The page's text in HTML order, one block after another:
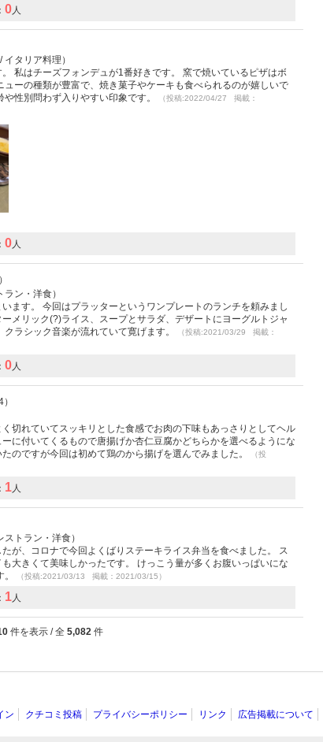
0人
イタリア料理）
私はチーズフォンデュが1番好きです。 窯で焼いているピザはボ
ーの種類が豊富で、焼き菓子やケーキも食べられるのが嬉しいで
性別問わず入りやすい印象です。
（投稿:2022/04/27 掲載：
0人
ラン・洋食）
ます。 今回はプラッターというワンプレートのランチを頼みまし
メリック(?)ライス、スープとサラダ、デザートにヨーグルトジャ
ラシック音楽が流れていて寛げます。
（投稿:2021/03/29 掲載：
0人
切れていてスッキリとした食感でお肉の下味もあっさりとしてヘル
に付いてくるもので唐揚げか杏仁豆腐かどちらかを選べるようにな
のですが今回は初めて鶏のから揚げを選んでみました。
（投
1人
ストラン・洋食）
が、コロナで今回よくばりステーキライス弁当を食べました。 ス
大きくて美味しかったです。 けっこう量が多くお腹いっぱいにな
。
（投稿:2021/03/13 掲載：2021/03/15）
1人
件を表示 / 全 5,082 件
ン クチコミ投稿 プライバシーポリシー リンク 広告掲載について